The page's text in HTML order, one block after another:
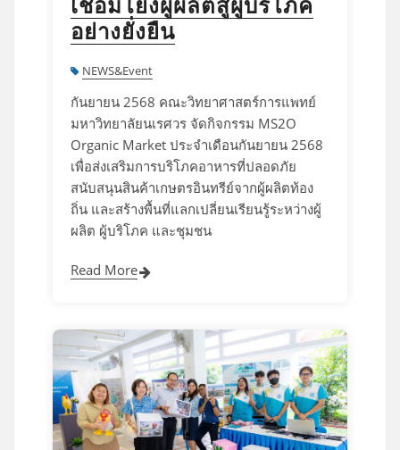
เชื่อมโยงผู้ผลิตสู่ผู้บริโภค
อย่างยั่งยืน
NEWS&Event
กันยายน 2568 คณะวิทยาศาสตร์การแพทย์
มหาวิทยาลัยนเรศวร จัดกิจกรรม MS2O
Organic Market ประจำเดือนกันยายน 2568
เพื่อส่งเสริมการบริโภคอาหารที่ปลอดภัย
สนับสนุนสินค้าเกษตรอินทรีย์จากผู้ผลิตท้อง
ถิ่น และสร้างพื้นที่แลกเปลี่ยนเรียนรู้ระหว่างผู้
ผลิต ผู้บริโภค และชุมชน
Read More